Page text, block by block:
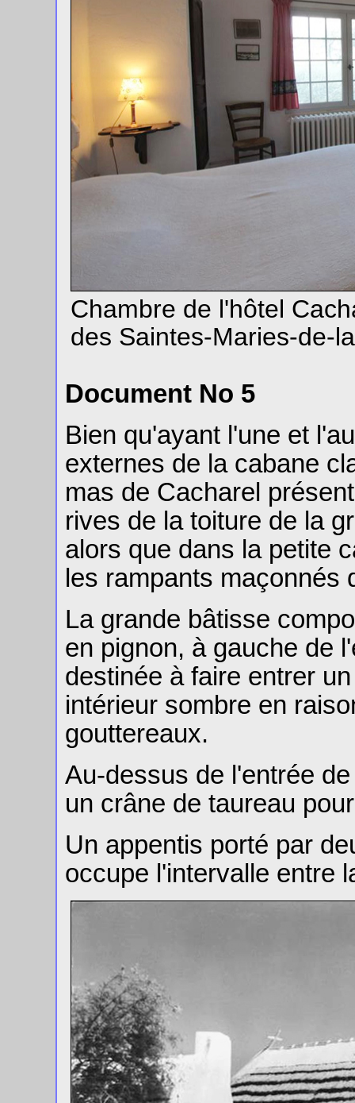
Chambre de l'hôtel
des Saintes-Maries-de-
Document No 5
Bien qu'ayant l'une et
externes de la cabane
mas de Cacharel
rives de la toiture de la
alors que dans la petite
les rampants maçonnés
La grande bâtisse
en pignon, à gauche de
destinée à faire entrer
intérieur sombre en
gouttereaux.
Au-dessus de l'entrée
un crâne de taureau
Un appentis porté par
occupe l'intervalle entre